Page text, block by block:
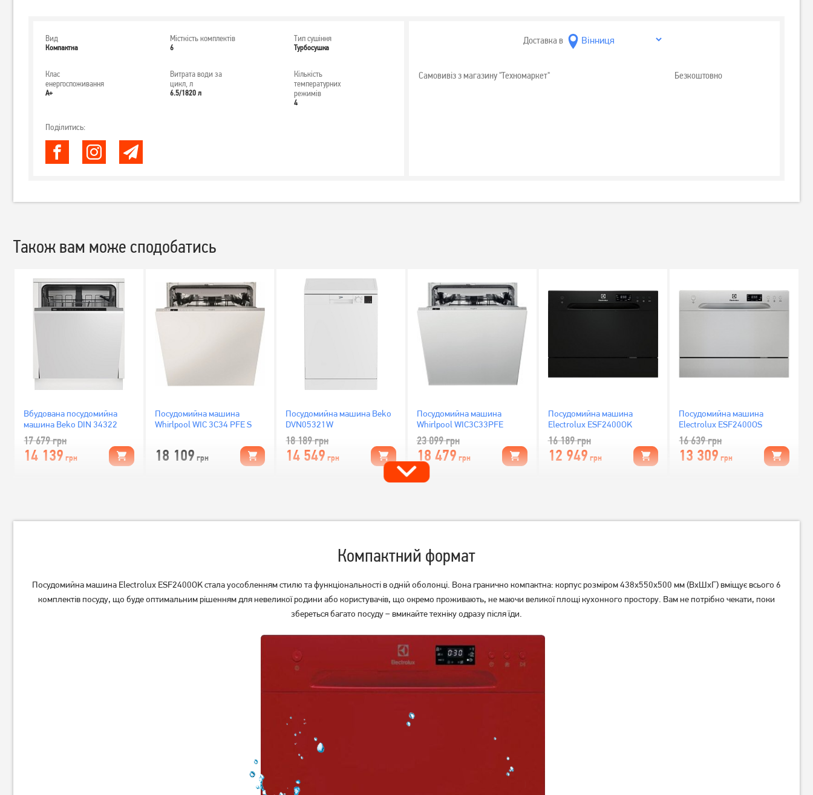
Вид
Компактна
Місткість комплектів
6
Тип сушіння
Турбосушка
Клас
енергоспоживання
А+
Витрата води за
цикл, л
6.5/1820 л
Кількість
температурних
режимів
4
Поділитись:
Доставка в
Самовивіз з магазину "Техномаркет" Безкоштовно
Також вам може сподобатись
Вбудована посудомийна
машина Beko DIN 34322
17 679грн
14 139 грн
Посудомийна машина
Whirlpool WIC 3C34 PFE S
18 109 грн
Посудомийна машина Beko
DVN05321W
18 189грн
14 549 грн
Посудомийна машина
Whirlpool WIC3C33PFE
23 099грн
18 479 грн
Посудомийна машина
Electrolux ESF2400OK
16 189грн
12 949 грн
Посудомийна машина
Electrolux ESF2400OS
16 639грн
13 309 грн
машина Beko DIS35021
12 199
SPV2IKX10K
Немає в наявності
Компактний формат
Посудомийна машина Electrolux ESF2400OK стала уособленням стилю та функціональності в одній оболонці. Вона гранично компактна: корпус розміром 438х550х500 мм (ВхШхГ) вміщує всього 6
комплектів посуду, що буде оптимальним рішенням для невеликої родини або користувачів, що окремо проживають, не маючи великої площі кухонного простору. Вам не потрібно чекати, поки
збереться багато посуду – вмикайте техніку одразу після їди.